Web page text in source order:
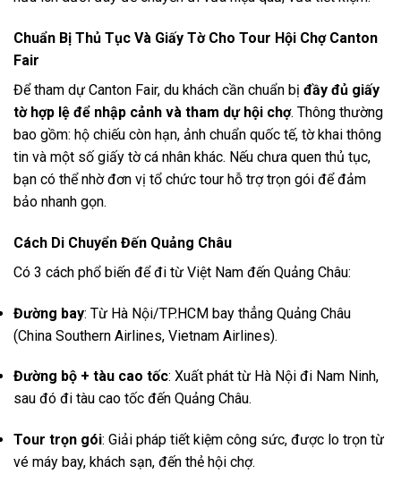
Chuẩn Bị Thủ Tục Và Giấy Tờ Cho Tour Hội Chợ Canton
Fair
Để tham dự Canton Fair, du khách cần chuẩn bị đầy đủ giấy
tờ hợp lệ để nhập cảnh và tham dự hội chợ. Thông thường
bao gồm: hộ chiếu còn hạn, ảnh chuẩn quốc tế, tờ khai thông
tin và một số giấy tờ cá nhân khác. Nếu chưa quen thủ tục,
bạn có thể nhờ đơn vị tổ chức tour hỗ trợ trọn gói để đảm
bảo nhanh gọn.
Cách Di Chuyển Đến Quảng Châu
Có 3 cách phổ biến để đi từ Việt Nam đến Quảng Châu:
Đường bay: Từ Hà Nội/TP.HCM bay thẳng Quảng Châu
(China Southern Airlines, Vietnam Airlines).
Đường bộ + tàu cao tốc: Xuất phát từ Hà Nội đi Nam Ninh,
sau đó đi tàu cao tốc đến Quảng Châu.
Tour trọn gói: Giải pháp tiết kiệm công sức, được lo trọn từ
vé máy bay, khách sạn, đến thẻ hội chợ.